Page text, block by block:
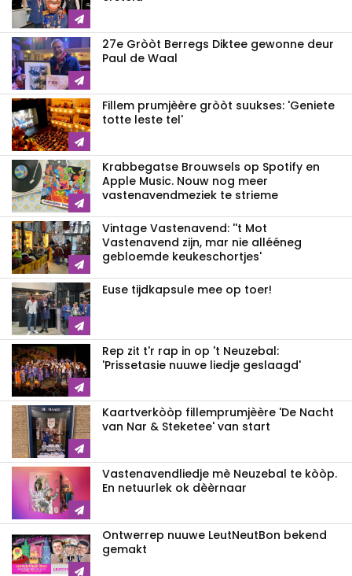
27e Gròòt Berregs Diktee gewonne deur
Paul de Waal
Fillem prumjèère gròòt suukses: 'Geniete
totte leste tel'
Krabbegatse Brouwsels op Spotify en
Apple Music. Nouw nog meer
vastenavendmeziek te strieme
Vintage Vastenavend: ''t Mot
Vastenavend zijn, mar nie allééneg
gebloemde keukeschortjes'
Euse tijdkapsule mee op toer!
Rep zit t'r rap in op 't Neuzebal:
'Prissetasie nuuwe liedje geslaagd'
Kaartverkòòp fillemprumjèère 'De Nacht
van Nar & Steketee' van start
Vastenavendliedje mè Neuzebal te kòòp.
En netuurlek ok dèèrnaar
Ontwerrep nuuwe LeutNeutBon bekend
gemakt